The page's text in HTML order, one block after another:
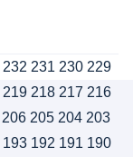
232 231 230 229
219 218 217 216
206 205 204 203
193 192 191 190